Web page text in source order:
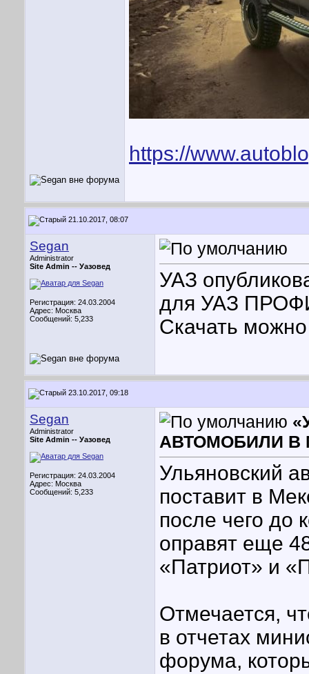
https://
21.10.2017, 08:07
Segan
Administrator
Site Admin -- Уазовед
Регистрация: 24.03.2004
Адрес: Москва
Сообщений: 5,233
УАЗ
для УАЗ
Скачать
23.10.2017, 09:18
Segan
Administrator
Site Admin -- Уазовед
Регистрация: 24.03.2004
Адрес: Москва
Сообщений: 5,233
АВТОМОБИЛИ В
Ульяновский
поставит в
после чего до
оправят еще
«Патриот» и
Отмечается,
в отчетах
форума,